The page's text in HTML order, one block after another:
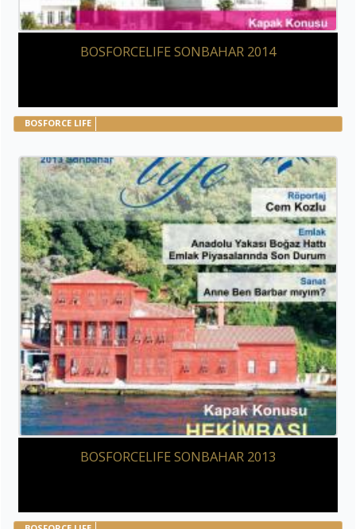
BOSFORCELIFE SONBAHAR 2014
BOSFORCE LIFE
BOSFORCELIFE SONBAHAR 2013